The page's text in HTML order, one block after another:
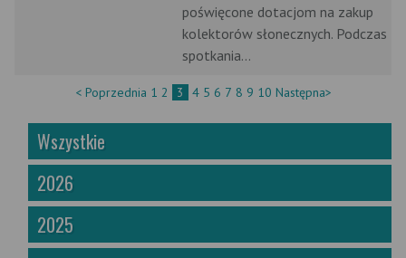
poświęcone dotacjom na zakup
kolektorów słonecznych. Podczas
spotkania...
< Poprzednia 1 2 3 4 5 6 7 8 9 10 Następna>
Wszystkie
2026
2025